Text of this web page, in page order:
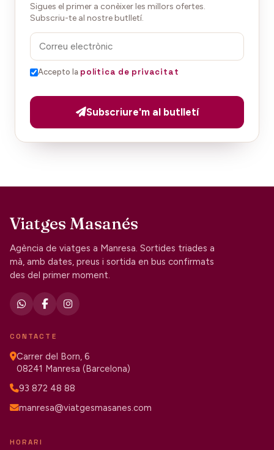
Sigues el primer a conèixer les millors ofertes.
Subscriu-te al nostre butlletí.
Accepto la política de privacitat
Subscriure'm al butlletí
Viatges Masanés
Agència de viatges a Manresa. Sortides triades a
mà, amb dates, preus i sortida en bus confirmats
des del primer moment.
CONTACTE
Carrer del Born, 6
08241 Manresa (Barcelona)
93 872 48 88
manresa@viatgesmasanes.com
HORARI